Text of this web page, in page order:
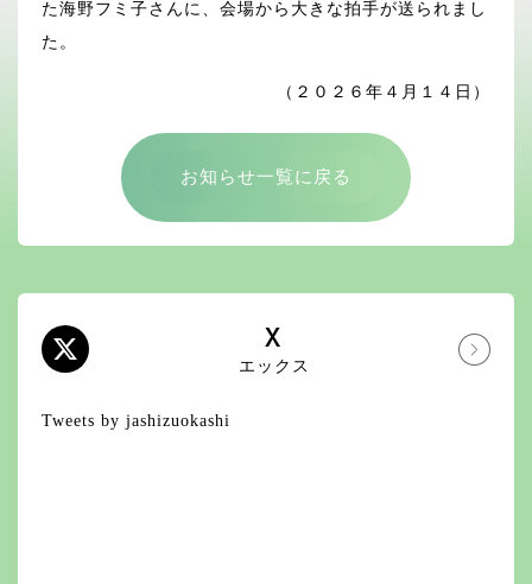
た海野フミ子さんに、会場から大きな拍手が送られまし
た。
（２０２６年４月１４日）
お知らせ一覧に戻る
X
エックス
Tweets by jashizuokashi